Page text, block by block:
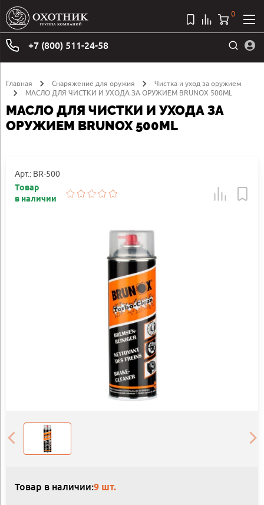
+7 (800) 511-24-58
0
Главная Снаряжение для оружия
Чистка и уход за оружием
МАСЛО ДЛЯ ЧИСТКИ И УХОДА ЗА ОРУЖИЕМ BRUNOX 500ML
МАСЛО ДЛЯ ЧИСТКИ И УХОДА ЗА
ОРУЖИЕМ BRUNOX 500ML
Арт.: BR-500
Товар
в наличии
Товар в наличии:9 шт.